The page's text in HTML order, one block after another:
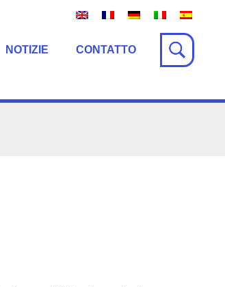
NOTIZIE CONTATTO